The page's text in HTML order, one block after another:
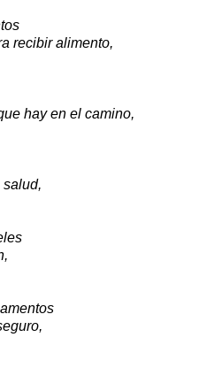
recibir alimento,
hay en el camino,
salud,